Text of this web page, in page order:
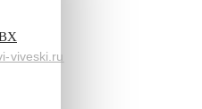
viveski.ru